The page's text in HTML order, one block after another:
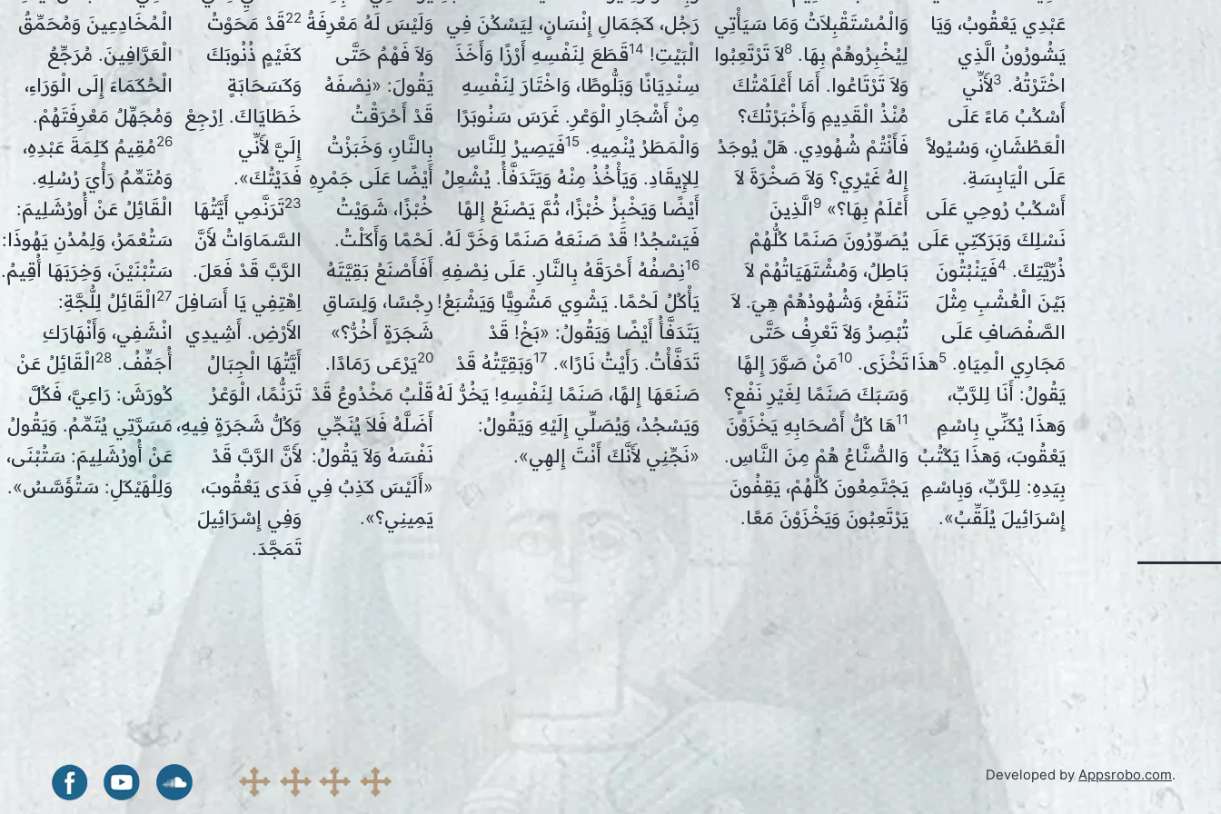
عَبْدِي يَعْقُوبُ، وَيَا
يَشُورُونُ الَّذِي
اخْتَرْتُهُ. 3لأَنِّي
أَسْكُبُ مَاءً عَلَى
الْعَطْشَانِ، وَسُيُولاً
عَلَى الْيَابِسَةِ.
أَسْكُبُ رُوحِي عَلَى
نَسْلِكَ وَبَرَكَتِي عَلَى
ذُرِّيَّتِكَ. 4فَيَنْبُتُونَ
بَيْنَ الْعُشْبِ مِثْلَ
الصَّفْصَافِ عَلَى
مَجَارِي الْمِيَاهِ. 5هذَا
يَقُولُ: أَنَا لِلرَّبِّ،
وَهذَا يُكَنِّي بِاسْمِ
يَعْقُوبَ، وَهذَا يَكْتُبُ
بِيَدِهِ: لِلرَّبِّ، وَبِاسْمِ
إِسْرَائِيلَ يُلَقِّبُ».
وَالْمُسْتَقْبِلاَتُ وَمَا سَيَأْتِي
لِيُخْبِرُوهُمْ بِهَا. 8لاَ تَرْتَعِبُوا
وَلاَ تَرْتَاعُوا. أَمَا أَعْلَمْتُكَ
مُنْذُ الْقَدِيمِ وَأَخْبَرْتُكَ؟
فَأَنْتُمْ شُهُودِي. هَلْ يُوجَدُ
إِلهٌ غَيْرِي؟ وَلاَ صَخْرَةَ لاَ
أَعْلَمُ بِهَا؟» 9الَّذِينَ
يُصَوِّرُونَ صَنَمًا كُلُّهُمْ
بَاطِلٌ، وَمُشْتَهَيَاتُهُمْ لاَ
تَنْفَعُ، وَشُهُودُهُمْ هِيَ. لاَ
تُبْصِرُ وَلاَ تَعْرِفُ حَتَّى
تَخْزَى. 10مَنْ صَوَّرَ إِلهًا
وَسَبَكَ صَنَمًا لِغَيْرِ نَفْعٍ؟
11هَا كُلُّ أَصْحَابِهِ يَخْزَوْنَ
وَالصُّنَّاعُ هُمْ مِنَ النَّاسِ.
يَجْتَمِعُونَ كُلُّهُمْ، يَقِفُونَ
يَرْتَعِبُونَ وَيَخْزَوْنَ مَعًا.
رَجُل، كَجَمَالِ إِنْسَانٍ، لِيَسْكُنَ فِي
الْبَيْتِ! 14قَطَعَ لِنَفْسِهِ أَرْزًا وَأَخَذَ
سِنْدِيَانًا وَبَلُّوطًا، وَاخْتَارَ لِنَفْسِهِ
مِنْ أَشْجَارِ الْوَعْرِ. غَرَسَ سَنُوبَرًا
وَالْمَطَرُ يُنْمِيهِ.15فَيَصِيرُ لِلنَّاسِ
لِلإِيقَادِ. وَيَأْخُذُ مِنْهُ وَيَتَدَفَّأُ. يُشْعِلُ
أَيْضًا وَيَخْبِزُ خُبْزًا، ثُمَّ يَصْنَعُ إِلهًا
فَيَسْجُدُ! قَدْ صَنَعَهُ صَنَمًا وَخَرَّ لَهُ.
16نِصْفُهُ أَحْرَقَهُ بِالنَّارِ. عَلَى نِصْفِهِ
يَأْكُلُ لَحْمًا. يَشْوِي مَشْوِيًّا وَيَشْبَعُ!
يَتَدَفَّأُ أَيْضًا وَيَقُولُ: «بَخْ! قَدْ
تَدَفَّأْتُ. رَأَيْتُ نَارًا». 17وَبَقِيَّتُهُ قَدْ
صَنَعَهَا إِلهًا، صَنَمًا لِنَفْسِهِ! يَخُرُّ لَهُ
وَيَسْجُدُ، وَيُصَلِّي إِلَيْهِ وَيَقُولُ:
«نَجِّنِي لأَنَّكَ أَنْتَ إِلهِي».
وَلَيْسَ لَهُ مَعْرِفَةٌ
وَلاَ فَهْمٌ حَتَّى
يَقُولَ: «نِصْفَهُ
قَدْ أَحْرَقْتُ
بِالنَّارِ، وَخَبَزْتُ
أَيْضًا عَلَى جَمْرِهِ
خُبْزًا، شَوَيْتُ
لَحْمًا وَأَكَلْتُ.
أَفَأَصْنَعُ بَقِيَّتَهُ
رِجْسًا، وَلِسَاقِ
شَجَرَةٍ أَخُرُّ؟»
20يَرْعَى رَمَادًا.
قَلْبٌ مَخْدُوعٌ قَدْ
أَضَلَّهُ فَلاَ يُنَجِّي
نَفْسَهُ وَلاَ يَقُولُ:
«أَلَيْسَ كَذِبٌ فِي
يَمِينِي؟».
22قَدْ مَحَوْتُ
كَغَيْمٍ ذُنُوبَكَ
وَكَسَحَابَةٍ
خَطَايَاكَ. اِرْجِعْ
إِلَيَّ لأَنِّي
فَدَيْتُكَ».
23تَرَنَّمِي أَيَّتُهَا
السَّمَاوَاتُ لأَنَّ
الرَّبَّ قَدْ فَعَلَ.
اِهْتِفِي يَا أَسَافِلَ
الأَرْضِ. أَشِيدِي
أَيَّتُهَا الْجِبَالُ
تَرَنُّمًا، الْوَعْرُ
وَكُلُّ شَجَرَةٍ فِيهِ،
لأَنَّ الرَّبَّ قَدْ
فَدَى يَعْقُوبَ،
وَفِي إِسْرَائِيلَ
تَمَجَّدَ.
الْمُخَادِعِينَ وَمُحَمِّقٌ
الْعَرَّافِينَ. مُرَجِّعٌ
الْحُكَمَاءَ إِلَى الْوَرَاءِ،
وَمُجَهِّلٌ مَعْرِفَتَهُمْ.
26مُقِيمٌ كَلِمَةَ عَبْدِهِ،
وَمُتَمِّمٌ رَأْيَ رُسُلِهِ.
الْقَائِلُ عَنْ أُورُشَلِيمَ:
سَتُعْمَرُ، وَلِمُدُنِ يَهُوذَا:
سَتُبْنَيْنَ، وَخِرَبَهَا أُقِيمُ.
27الْقَائِلُ لِلُّجَّةِ:
انْشَفِي، وَأَنْهَارَكِ
أُجَفِّفُ. 28الْقَائِلُ عَنْ
كُورَشَ: رَاعِيَّ، فَكُلَّ
مَسَرَّتِي يُتَمِّمُ. وَيَقُولُ
عَنْ أُورُشَلِيمَ: سَتُبْنَى،
وَلِلْهَيْكَلِ: سَتُؤَسَّسُ».
Developed by Appsrobo.com.